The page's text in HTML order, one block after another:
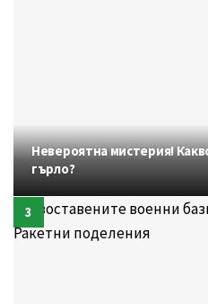
Невероятна мистерия!
гърло?